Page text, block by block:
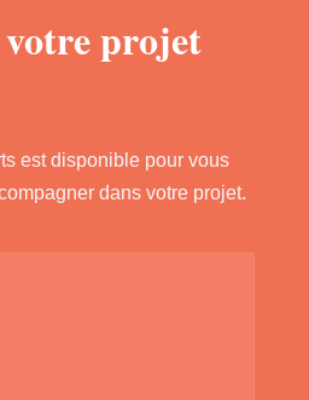
projet
est disponible pour vous
dans votre projet.